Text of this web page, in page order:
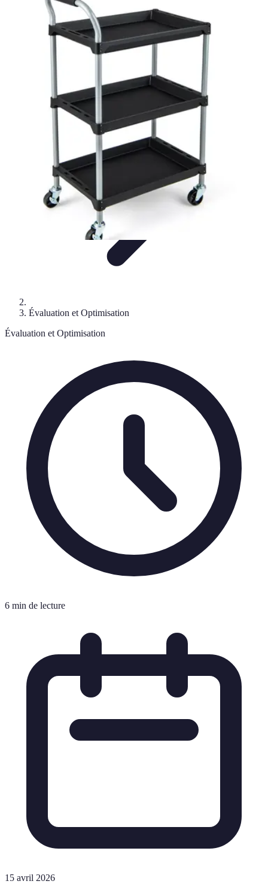
Connexion Rapide
Astuces et ConseilsOptimisationOptimisation de
TechnologieApplications
Évaluation et Optimisation
Évaluation et Optimisation
6 min de lecture
15 avril 2026